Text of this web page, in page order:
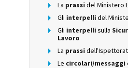
La prassi del Ministero
Gli interpelli del
Gli interpelli sulla
Lavoro
La prassi
Le circolari/messaggi